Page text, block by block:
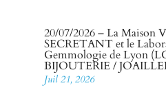
20/07/2026 – La Maison
SECRETANT et le
Gemmologie de Lyon
BIJOUTERIE /
Juil 21, 2026